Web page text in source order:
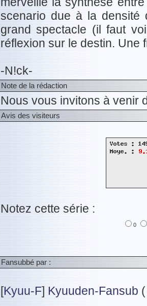
scenario due à la densité
grand spectacle (il faut
réflexion sur le destin. Une
-N!ck-
Note de la rédaction
Nous vous invitons à venir
Avis des visiteurs
Notez cette série :
0
Fansubbé par :
[Kyuu-F] Kyuuden-Fansub